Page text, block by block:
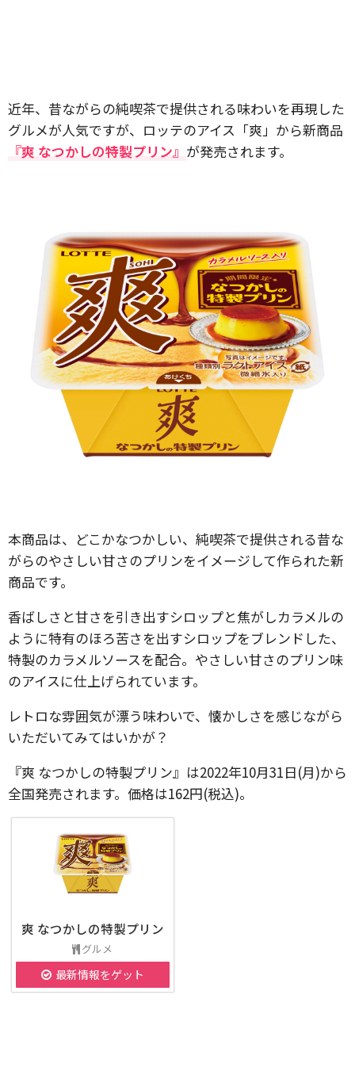
近年、昔ながらの純喫茶で提供される味わいを再現した
グルメが人気ですが、ロッテのアイス「爽」から新商品
『爽 なつかしの特製プリン』 が発売されます。
本商品は、どこかなつかしい、純喫茶で提供される昔な
がらのやさしい甘さのプリンをイメージして作られた新
商品です。
香ばしさと甘さを引き出すシロップと焦がしカラメルの
ように特有のほろ苦さを出すシロップをブレンドした、
特製のカラメルソースを配合。やさしい甘さのプリン味
のアイスに仕上げられています。
レトロな雰囲気が漂う味わいで、懐かしさを感じながら
いただいてみてはいかが？
『爽 なつかしの特製プリン』は2022年10月31日(月)から
全国発売されます。価格は162円(税込)。
爽 なつかしの特製プリン
グルメ
最新情報をゲット